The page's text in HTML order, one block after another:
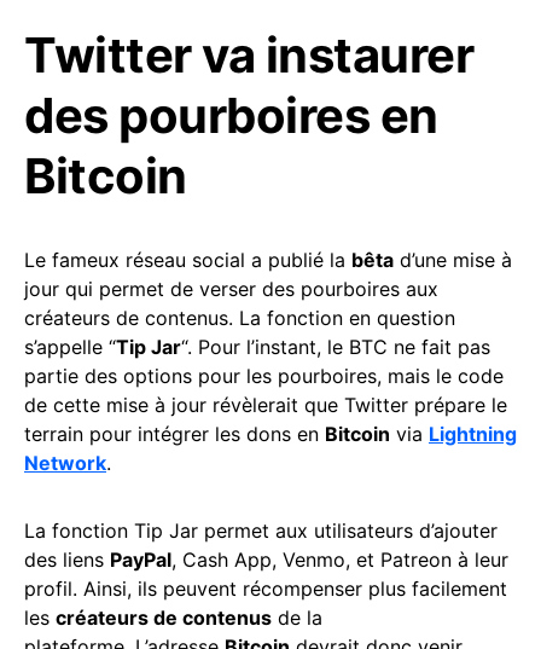
Twitter va instaurer
des pourboires en
Bitcoin
Le fameux réseau social a publié la bêta d’une mise à
jour qui permet de verser des pourboires aux
créateurs de contenus. La fonction en question
s’appelle “Tip Jar“. Pour l’instant, le BTC ne fait pas
partie des options pour les pourboires, mais le code
de cette mise à jour révèlerait que Twitter prépare le
terrain pour intégrer les dons en Bitcoin via Lightning
Network.
La fonction Tip Jar permet aux utilisateurs d’ajouter
des liens PayPal, Cash App, Venmo, et Patreon à leur
profil. Ainsi, ils peuvent récompenser plus facilement
les créateurs de contenus de la